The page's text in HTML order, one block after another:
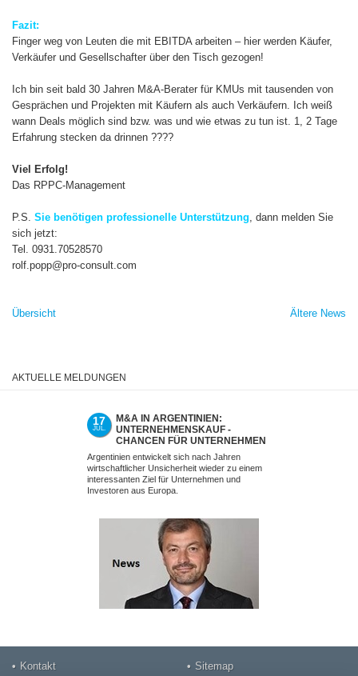
Fazit:
Finger weg von Leuten die mit EBITDA arbeiten – hier werden Käufer,
Verkäufer und Gesellschafter über den Tisch gezogen!
Ich bin seit bald 30 Jahren M&A-Berater für KMUs mit tausenden von
Gesprächen und Projekten mit Käufern als auch Verkäufern. Ich weiß
wann Deals möglich sind bzw. was und wie etwas zu tun ist. 1, 2 Tage
Erfahrung stecken da drinnen ????
Viel Erfolg!
Das RPPC-Management
P.S. Sie benötigen professionelle Unterstützung, dann melden Sie
sich jetzt:
Tel. 0931.70528570
rolf.popp@pro-consult.com
Übersicht Ältere News
AKTUELLE MELDUNGEN
17
JUL.
M&A IN ARGENTINIEN:
UNTERNEHMENSKAUF -
CHANCEN FÜR UNTERNEHMEN
UND INVESTOREN AUS EUROPA
Argentinien entwickelt sich nach Jahren
wirtschaftlicher Unsicherheit wieder zu einem
interessanten Ziel für Unternehmen und
Investoren aus Europa.
Kontakt Sitemap